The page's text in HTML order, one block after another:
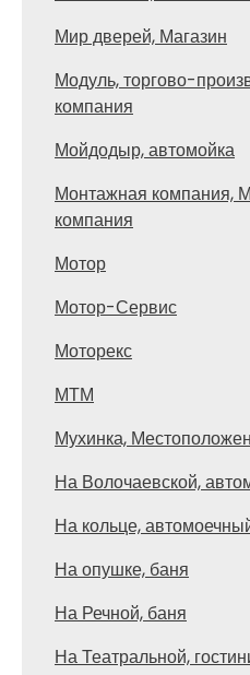
Мир дверей, Магазин
Модуль, торгово-
компания
Мойдодыр, автомойка
Монтажная компания,
компания
Мотор
Мотор-Сервис
Моторекс
МТМ
Мухинка,
На Волочаевской,
На кольце,
На опушке, баня
На Речной, баня
На Театральной,